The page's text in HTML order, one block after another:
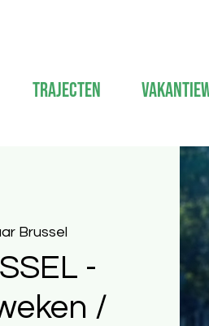
Trajecten
Brussel
-
/